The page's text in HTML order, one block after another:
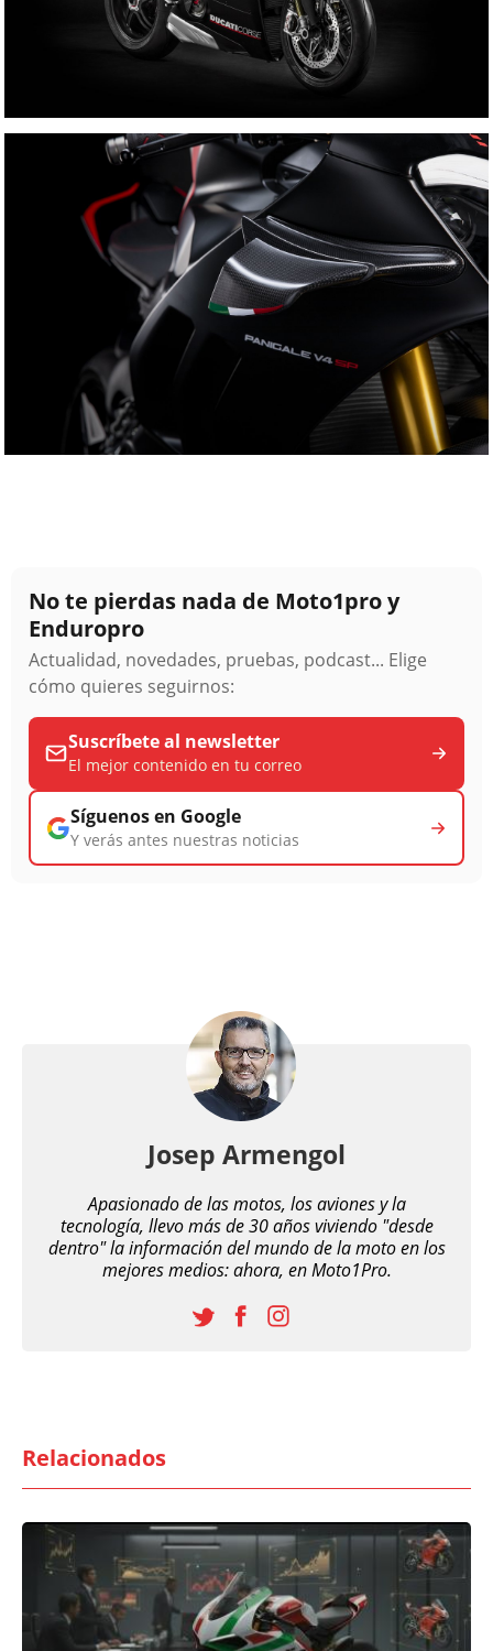
No te pierdas nada de Moto1pro y
Enduropro
Actualidad, novedades, pruebas, podcast... Elige
cómo quieres seguirnos:
Suscríbete al newsletter
El mejor contenido en tu correo
Síguenos en Google
Y verás antes nuestras noticias
Josep Armengol
Apasionado de las motos, los aviones y la
tecnología, llevo más de 30 años viviendo "desde
dentro" la información del mundo de la moto en los
mejores medios: ahora, en Moto1Pro.
Relacionados